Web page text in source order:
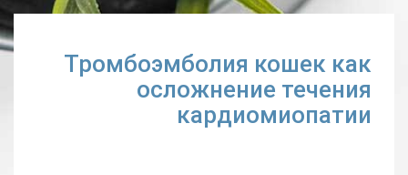
Тромбоэмболия кошек как
осложнение течения
кардиомиопатии